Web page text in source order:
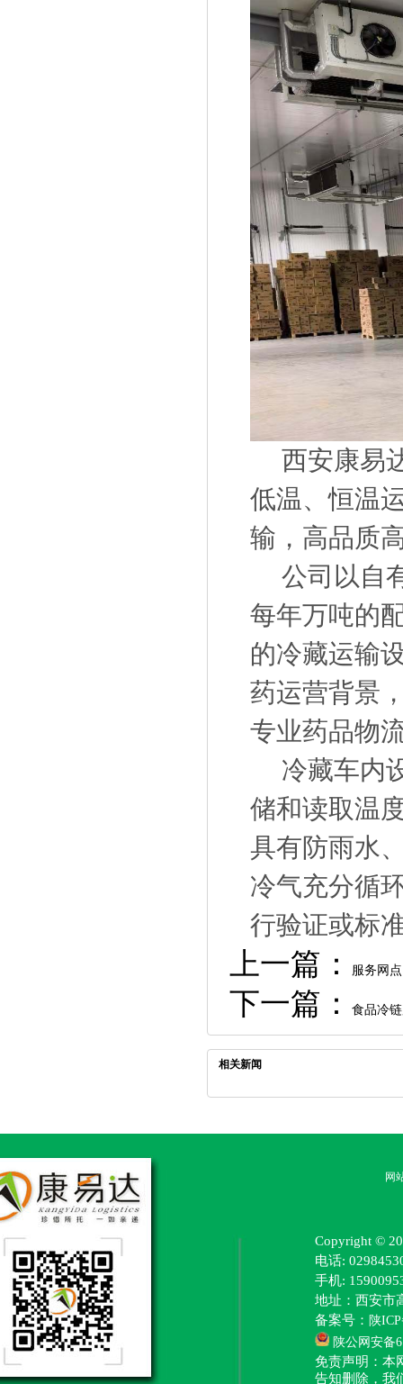
西安康易
低温、恒温
输，高品质
公司以自
每年万吨的
的冷藏运输
药运营背景
专业药品物
冷藏车内
储和读取温
具有防雨水
冷气充分循
行验证或标
上一篇： 服务网点
下一篇： 食品冷
相关新闻
网
Copyright ©
电话:
手机:
地址：西安市
备案号： 陕
陕公网安备
免责声明：本
告知删除，我